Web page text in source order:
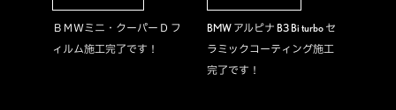
ＢＭＷミニ・クーパーＤ フ
ィルム施工完了です！
BMW アルピナ B3 Bi turbo セ
ラミックコーティング施工
完了です！